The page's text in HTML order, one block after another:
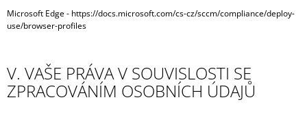
Microsoft Edge - https://docs.microsoft.com/cs-cz/sccm/compliance/deploy-
use/browser-profiles
V. VAŠE PRÁVA V SOUVISLOSTI SE
ZPRACOVÁNÍM OSOBNÍCH ÚDAJŮ